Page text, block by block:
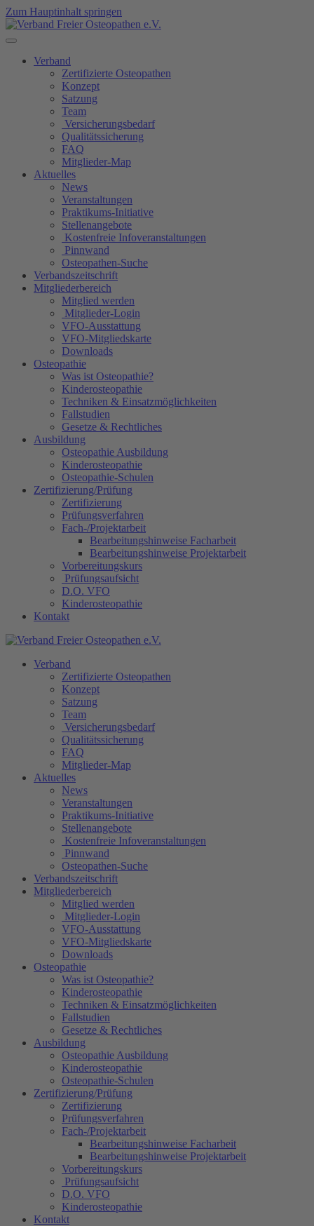
Zum Hauptinhalt springen
Verband
Zertifizierte Osteopathen
Konzept
Satzung
Team
Versicherungsbedarf
Qualitätssicherung
FAQ
Mitglieder-Map
Aktuelles
News
Veranstaltungen
Praktikums-Initiative
Stellenangebote
Kostenfreie Infoveranstaltungen
Pinnwand
Osteopathen-Suche
Verbandszeitschrift
Mitgliederbereich
Mitglied werden
Mitglieder-Login
VFO-Ausstattung
VFO-Mitgliedskarte
Downloads
Osteopathie
Was ist Osteopathie?
Kinderosteopathie
Techniken & Einsatzmöglichkeiten
Fallstudien
Gesetze & Rechtliches
Ausbildung
Osteopathie Ausbildung
Kinderosteopathie
Osteopathie-Schulen
Zertifizierung/Prüfung
Zertifizierung
Prüfungsverfahren
Fach-/Projektarbeit
Bearbeitungshinweise Facharbeit
Bearbeitungshinweise Projektarbeit
Vorbereitungskurs
Prüfungsaufsicht
D.O. VFO
Kinderosteopathie
Kontakt
Verband
Zertifizierte Osteopathen
Konzept
Satzung
Team
Versicherungsbedarf
Qualitätssicherung
FAQ
Mitglieder-Map
Aktuelles
News
Veranstaltungen
Praktikums-Initiative
Stellenangebote
Kostenfreie Infoveranstaltungen
Pinnwand
Osteopathen-Suche
Verbandszeitschrift
Mitgliederbereich
Mitglied werden
Mitglieder-Login
VFO-Ausstattung
VFO-Mitgliedskarte
Downloads
Osteopathie
Was ist Osteopathie?
Kinderosteopathie
Techniken & Einsatzmöglichkeiten
Fallstudien
Gesetze & Rechtliches
Ausbildung
Osteopathie Ausbildung
Kinderosteopathie
Osteopathie-Schulen
Zertifizierung/Prüfung
Zertifizierung
Prüfungsverfahren
Fach-/Projektarbeit
Bearbeitungshinweise Facharbeit
Bearbeitungshinweise Projektarbeit
Vorbereitungskurs
Prüfungsaufsicht
D.O. VFO
Kinderosteopathie
Kontakt